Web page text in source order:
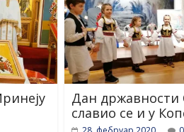
Дан државности
славио се и у